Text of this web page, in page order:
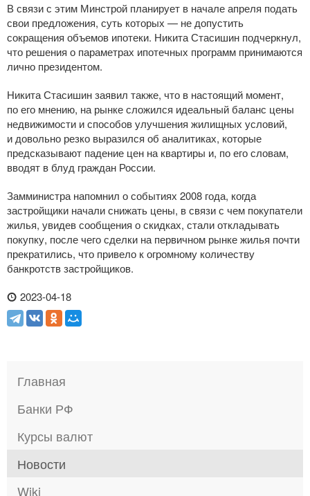
В связи с этим Минстрой планирует в начале апреля подать
свои предложения, суть которых — не допустить
сокращения объемов ипотеки. Никита Стасишин подчеркнул,
что решения о параметрах ипотечных программ принимаются
лично президентом.
Никита Стасишин заявил также, что в настоящий момент,
по его мнению, на рынке сложился идеальный баланс цены
недвижимости и способов улучшения жилищных условий,
и довольно резко выразился об аналитиках, которые
предсказывают падение цен на квартиры и, по его словам,
вводят в блуд граждан России.
Замминистра напомнил о событиях 2008 года, когда
застройщики начали снижать цены, в связи с чем покупатели
жилья, увидев сообщения о скидках, стали откладывать
покупку, после чего сделки на первичном рынке жилья почти
прекратились, что привело к огромному количеству
банкротств застройщиков.
2023-04-18
Главная
Банки РФ
Курсы валют
Новости
Wiki